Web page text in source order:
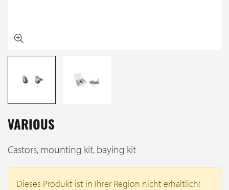
VARIOUS
Castors, mounting kit, baying kit
Dieses Produkt ist in Ihrer Region nicht erhältlich!